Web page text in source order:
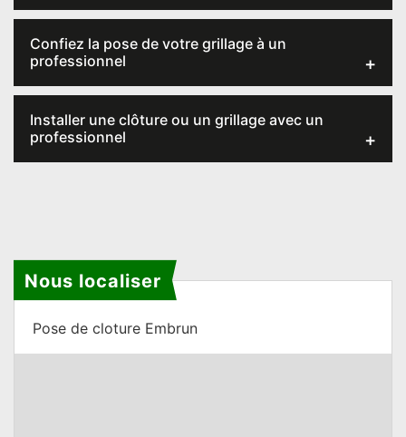
Confiez la pose de votre grillage à un
professionnel
Installer une clôture ou un grillage avec un
professionnel
Nous localiser
Pose de cloture Embrun